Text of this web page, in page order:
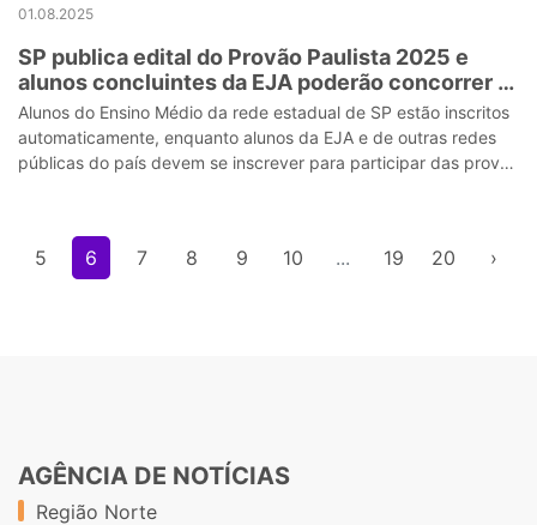
01.08.2025
SP publica edital do Provão Paulista 2025 e
alunos concluintes da EJA poderão concorrer a
vagas no ensino superior
Alunos do Ensino Médio da rede estadual de SP estão inscritos
automaticamente, enquanto alunos da EJA e de outras redes
públicas do país devem se inscrever para participar das provas
5 6 7 8 9 10 ... 19 20 ›
AGÊNCIA DE NOTÍCIAS
Região Norte